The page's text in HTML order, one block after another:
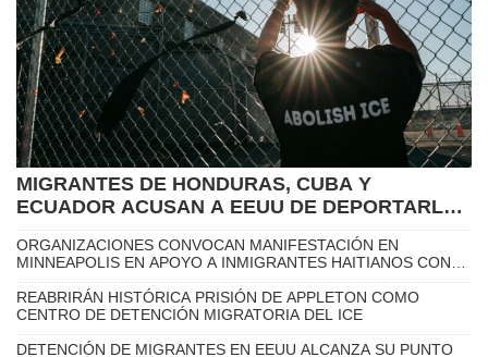
MINNESOTA ES EL SÉPTIMO ESTADO CON MAYOR NÚMERO
DE VACUNADOS EN 2024
HALLAN NIVEL MUY ALTO DE LA COVID 19 EN LAS AGUAS
RESIDUALES DE SIETE ESTADOS DE EE.UU.